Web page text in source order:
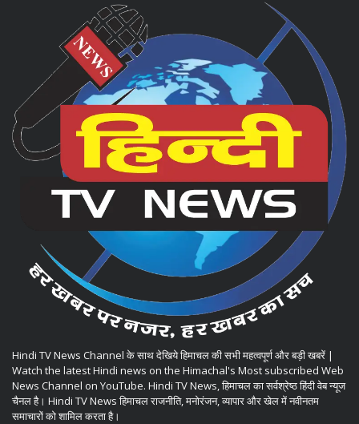
Hindi TV News Channel के साथ देखिये हिमाचल की सभी महत्वपूर्ण और बड़ी खबरें |
Watch the latest Hindi news on the Himachal's Most subscribed Web
News Channel on YouTube. Hindi TV News, हिमाचल का सर्वश्रेष्ठ हिंदी वेब न्यूज
चैनल है। Hindi TV News हिमाचल राजनीति, मनोरंजन, व्यापार और खेल में नवीनतम
समाचारों को शामिल करता है।